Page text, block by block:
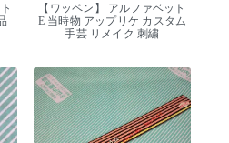
【ワッペン】 アルファベット
E 当時物 アップリケ カスタム
手芸 リメイク 刺繍